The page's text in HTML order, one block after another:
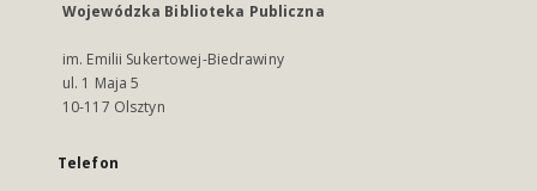
Wojewódzka Biblioteka Publiczna
im. Emilii Sukertowej-Biedrawiny
ul. 1 Maja 5
10-117 Olsztyn
Telefon